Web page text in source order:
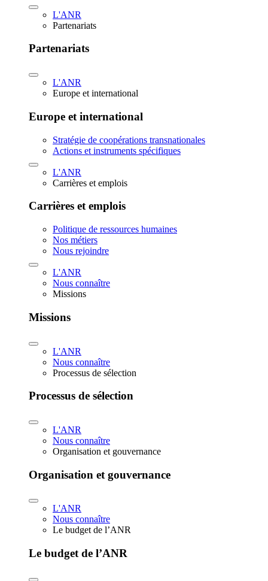
L'ANR
Partenariats
Partenariats
L'ANR
Europe et international
Europe et international
Stratégie de coopérations transnationales
Actions et instruments spécifiques
L'ANR
Carrières et emplois
Carrières et emplois
Politique de ressources humaines
Nos métiers
Nous rejoindre
L'ANR
Nous connaître
Missions
Missions
L'ANR
Nous connaître
Processus de sélection
Processus de sélection
L'ANR
Nous connaître
Organisation et gouvernance
Organisation et gouvernance
L'ANR
Nous connaître
Le budget de l’ANR
Le budget de l’ANR